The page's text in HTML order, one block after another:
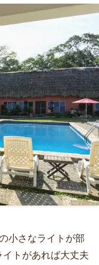
小さなライトが部
トがあれば大丈夫